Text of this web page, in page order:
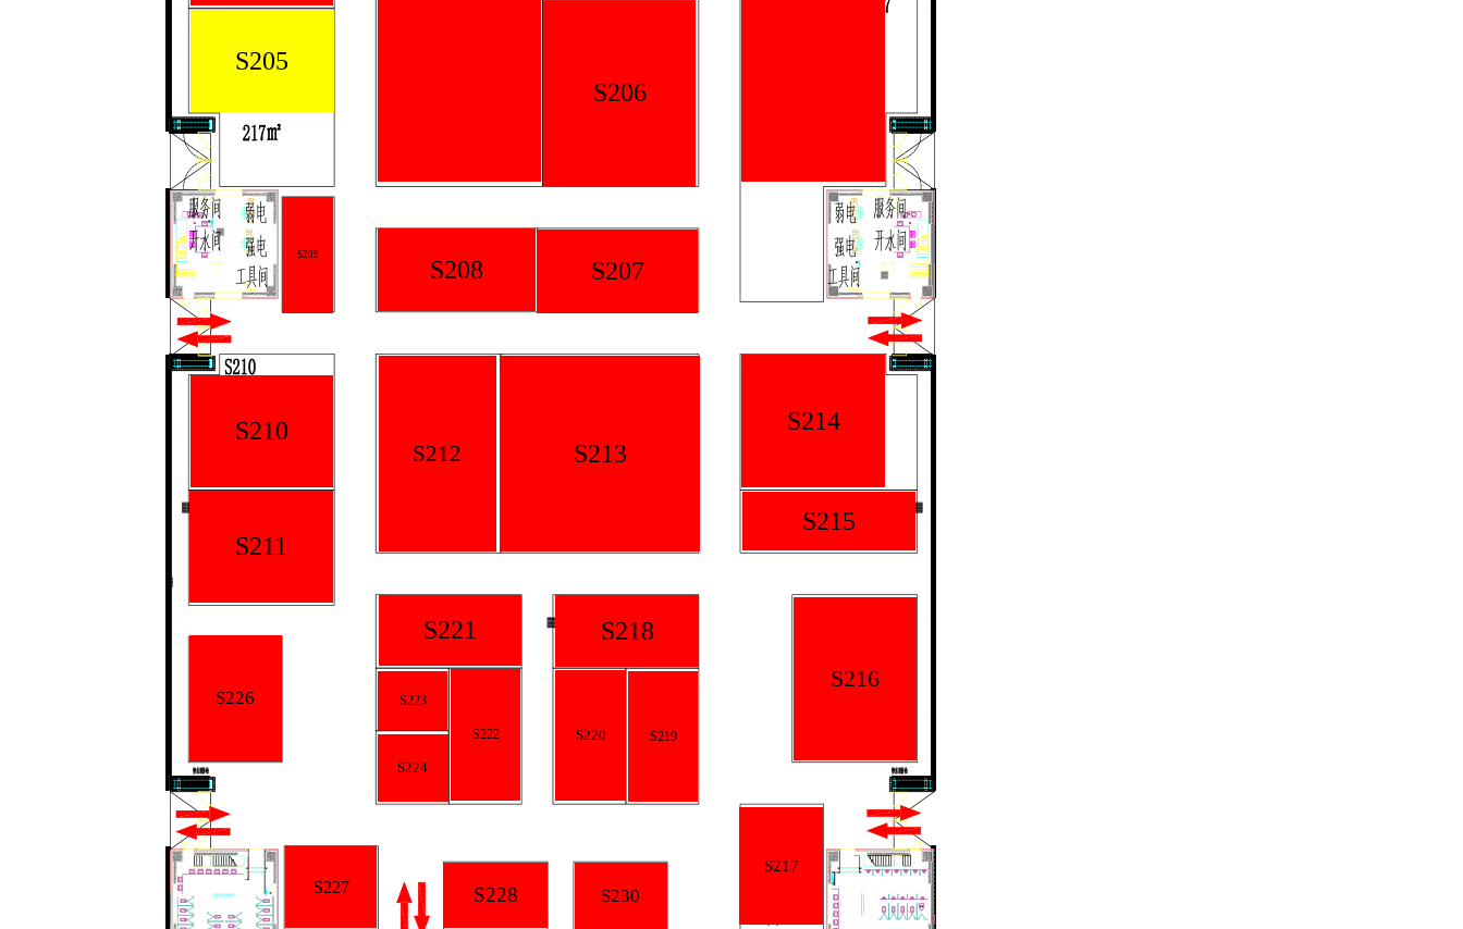
S205
S206
S209
S208 S207
S210
S211
S212 S213
S214
S215
S226
S221
S223
S224
S222
S218
S220 S219
S216
S227 S228 S230
S217